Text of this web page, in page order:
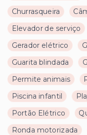
Churrasqueira
Elevador de serviço
Gerador elétrico
Guarita blindada
Permite animais
Piscina infantil
Portão Elétrico
Ronda motorizada